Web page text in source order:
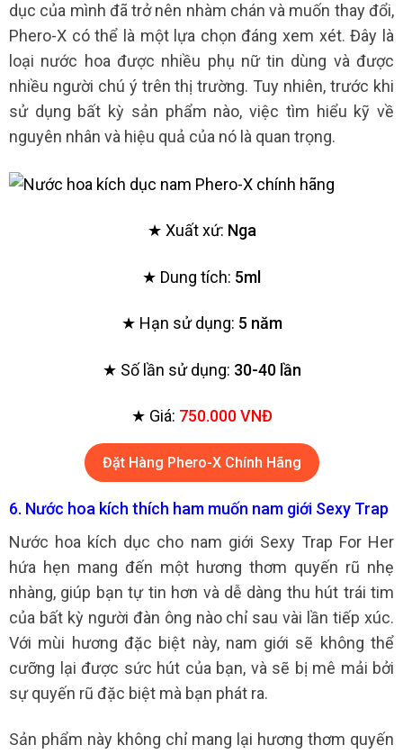
dục của mình đã trở nên nhàm chán và muốn thay đổi,
Phero-X có thể là một lựa chọn đáng xem xét. Đây là
loại nước hoa được nhiều phụ nữ tin dùng và được
nhiều người chú ý trên thị trường. Tuy nhiên, trước khi
sử dụng bất kỳ sản phẩm nào, việc tìm hiểu kỹ về
nguyên nhân và hiệu quả của nó là quan trọng.
★ Xuất xứ: Nga
★ Dung tích: 5ml
★ Hạn sử dụng: 5 năm
★ Số lần sử dụng: 30-40 lần
★ Giá: 750.000 VNĐ
Đặt Hàng Phero-X Chính Hãng
6. Nước hoa kích thích ham muốn nam giới Sexy Trap
Nước hoa kích dục cho nam giới Sexy Trap For Her
hứa hẹn mang đến một hương thơm quyến rũ nhẹ
nhàng, giúp bạn tự tin hơn và dễ dàng thu hút trái tim
của bất kỳ người đàn ông nào chỉ sau vài lần tiếp xúc.
Với mùi hương đặc biệt này, nam giới sẽ không thể
cưỡng lại được sức hút của bạn, và sẽ bị mê mải bởi
sự quyến rũ đặc biệt mà bạn phát ra.
Sản phẩm này không chỉ mang lại hương thơm quyến